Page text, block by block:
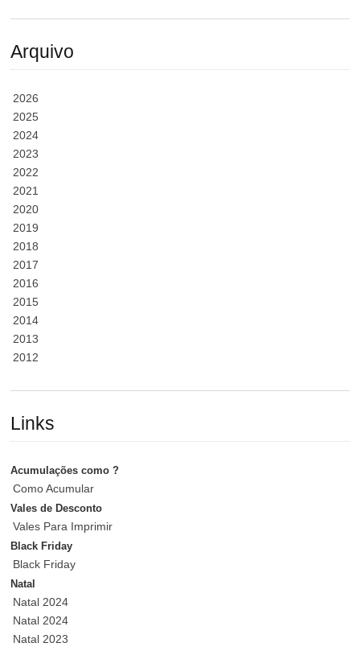
Arquivo
2026
2025
2024
2023
2022
2021
2020
2019
2018
2017
2016
2015
2014
2013
2012
Links
Acumulações como ?
Como Acumular
Vales de Desconto
Vales Para Imprimir
Black Friday
Black Friday
Natal
Natal 2024
Natal 2024
Natal 2023